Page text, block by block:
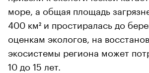
море, а общая площадь
400 км² и простиралась до
оценкам экологов, на
экосистемы региона может
10 до 15 лет.